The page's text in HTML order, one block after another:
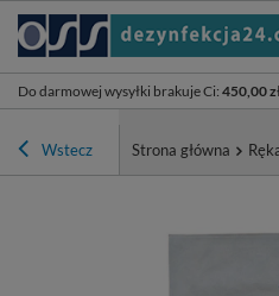
Do darmowej wysyłki brakuje Ci: 450,00
Wstecz Strona główna